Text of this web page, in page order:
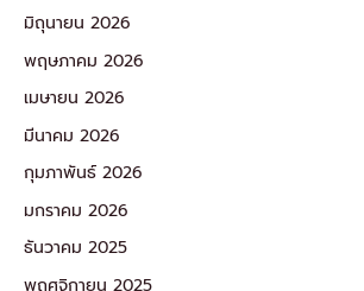
มิถุนายน 2026
พฤษภาคม 2026
เมษายน 2026
มีนาคม 2026
กุมภาพันธ์ 2026
มกราคม 2026
ธันวาคม 2025
พฤศจิกายน 2025